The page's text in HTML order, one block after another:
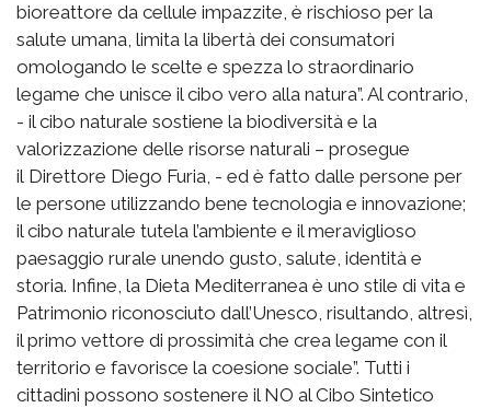
bioreattore da cellule impazzite, è rischioso per la
salute umana, limita la libertà dei consumatori
omologando le scelte e spezza lo straordinario
legame che unisce il cibo vero alla natura”. Al contrario,
- il cibo naturale sostiene la biodiversità e la
valorizzazione delle risorse naturali – prosegue
il Direttore Diego Furia, - ed è fatto dalle persone per
le persone utilizzando bene tecnologia e innovazione;
il cibo naturale tutela l’ambiente e il meraviglioso
paesaggio rurale unendo gusto, salute, identità e
storia. Infine, la Dieta Mediterranea è uno stile di vita e
Patrimonio riconosciuto dall’Unesco, risultando, altresì,
il primo vettore di prossimità che crea legame con il
territorio e favorisce la coesione sociale”. Tutti i
cittadini possono sostenere il NO al Cibo Sintetico